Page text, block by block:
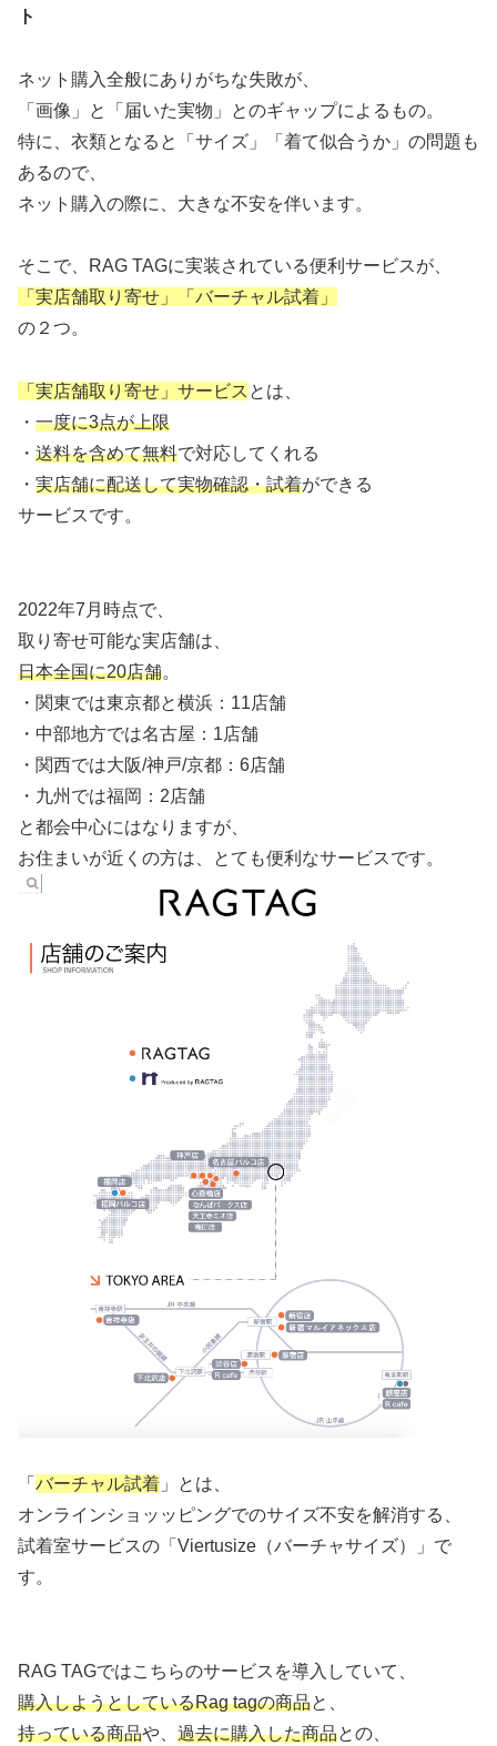
ト
ネット購入全般にありがちな失敗が、
「画像」と「届いた実物」とのギャップによるもの。
特に、衣類となると「サイズ」「着て似合うか」の問題も
あるので、
ネット購入の際に、大きな不安を伴います。
そこで、RAG TAGに実装されている便利サービスが、
「実店舗取り寄せ」「バーチャル試着」
の２つ。
「実店舗取り寄せ」サービス とは、
・ 一度に3点が上限
・ 送料を含めて無料で対応してくれる
・ 実店舗に配送して実物確認・試着ができる
サービスです。
2022年7月時点で、
取り寄せ可能な実店舗は、
日本全国に20店舗。
・関東では東京都と横浜：11店舗
・中部地方では名古屋：1店舗
・関西では大阪/神戸/京都：6店舗
・九州では福岡：2店舗
と都会中心にはなりますが、
お住まいが近くの方は、とても便利なサービスです。
「 バーチャル試着 」とは、
オンラインショッッピングでのサイズ不安を解消する、
試着室サービスの「Viertusize（バーチャサイズ）」で
す。
RAG TAGではこちらのサービスを導入していて、
購入しようとしているRag tagの商品と、
持っている商品や、 過去に購入した商品との、